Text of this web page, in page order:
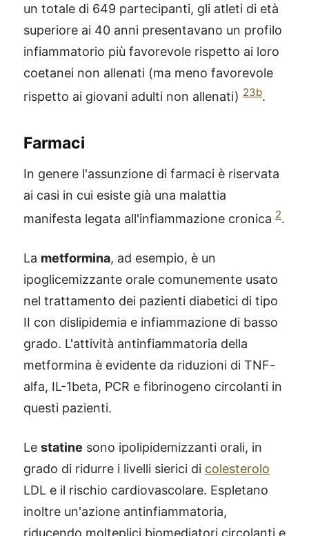
un totale di 649 partecipanti, gli atleti di età
superiore ai 40 anni presentavano un profilo
infiammatorio più favorevole rispetto ai loro
coetanei non allenati (ma meno favorevole
rispetto ai giovani adulti non allenati) 23b.
Farmaci
In genere l'assunzione di farmaci è riservata
ai casi in cui esiste già una malattia
manifesta legata all'infiammazione cronica 2.
La metformina, ad esempio, è un
ipoglicemizzante orale comunemente usato
nel trattamento dei pazienti diabetici di tipo
II con dislipidemia e infiammazione di basso
grado. L'attività antinfiammatoria della
metformina è evidente da riduzioni di TNF-
alfa, IL-1beta, PCR e fibrinogeno circolanti in
questi pazienti.
Le statine sono ipolipidemizzanti orali, in
grado di ridurre i livelli sierici di colesterolo
LDL e il rischio cardiovascolare. Espletano
inoltre un'azione antinfiammatoria,
riducendo molteplici biomediatori circolanti e
X115 ®-
SCOPRI COME FUNZIONA